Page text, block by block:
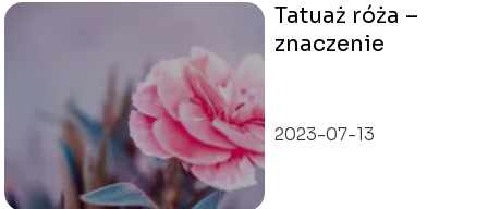
Tatuaż róża –
znaczenie
2023-07-13